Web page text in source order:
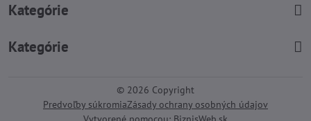
Kategórie
Kategórie
© 2026 Copyright
Predvoľby súkromiaZásady ochrany osobných údajov